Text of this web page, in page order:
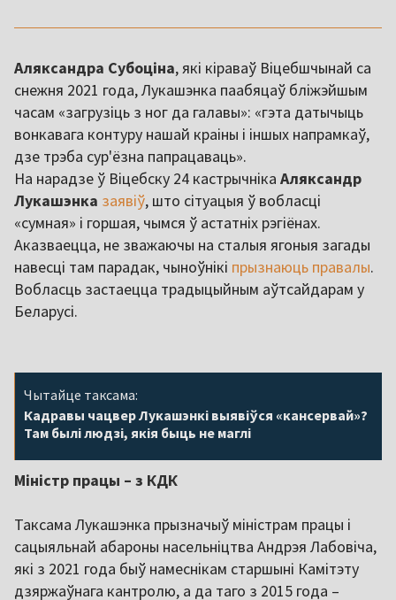
Аляксандра Субоціна, які кіраваў Віцебшчынай са
снежня 2021 года, Лукашэнка паабяцаў бліжэйшым
часам «загрузіць з ног да галавы»: «гэта датычыць
вонкавага контуру нашай краіны і іншых напрамкаў,
дзе трэба сур'ёзна папрацаваць».
На нарадзе ў Віцебску 24 кастрычніка Аляксандр
Лукашэнка заявіў, што сітуацыя ў вобласці
«сумная» і горшая, чымся ў астатніх рэгіёнах.
Аказваецца, не зважаючы на сталыя ягоныя загады
навесці там парадак, чыноўнікі прызнаюць правалы.
Вобласць застаецца традыцыйным аўтсайдарам у
Беларусі.
Чытайце таксама:
Кадравы чацвер Лукашэнкі выявіўся «кансервай»?
Там былі людзі, якія быць не маглі
Міністр працы – з КДК
Таксама Лукашэнка прызначыў міністрам працы і
сацыяльнай абароны насельніцтва Андрэя Лабовіча,
які з 2021 года быў намеснікам старшыні Камітэту
дзяржаўнага кантролю, а да таго з 2015 года –